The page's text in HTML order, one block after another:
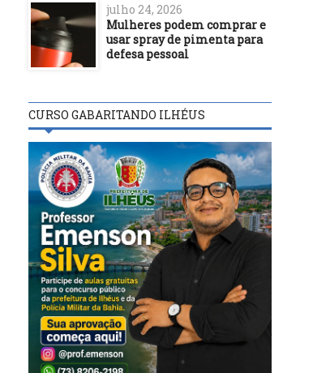
julho 24, 2026
Mulheres podem comprar e
usar spray de pimenta para
defesa pessoal
CURSO GABARITANDO ILHÉUS